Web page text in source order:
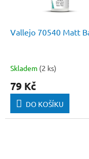
Vallejo 70540 Matt
Skladem (2 ks)
79 Kč
DO KOŠÍKU